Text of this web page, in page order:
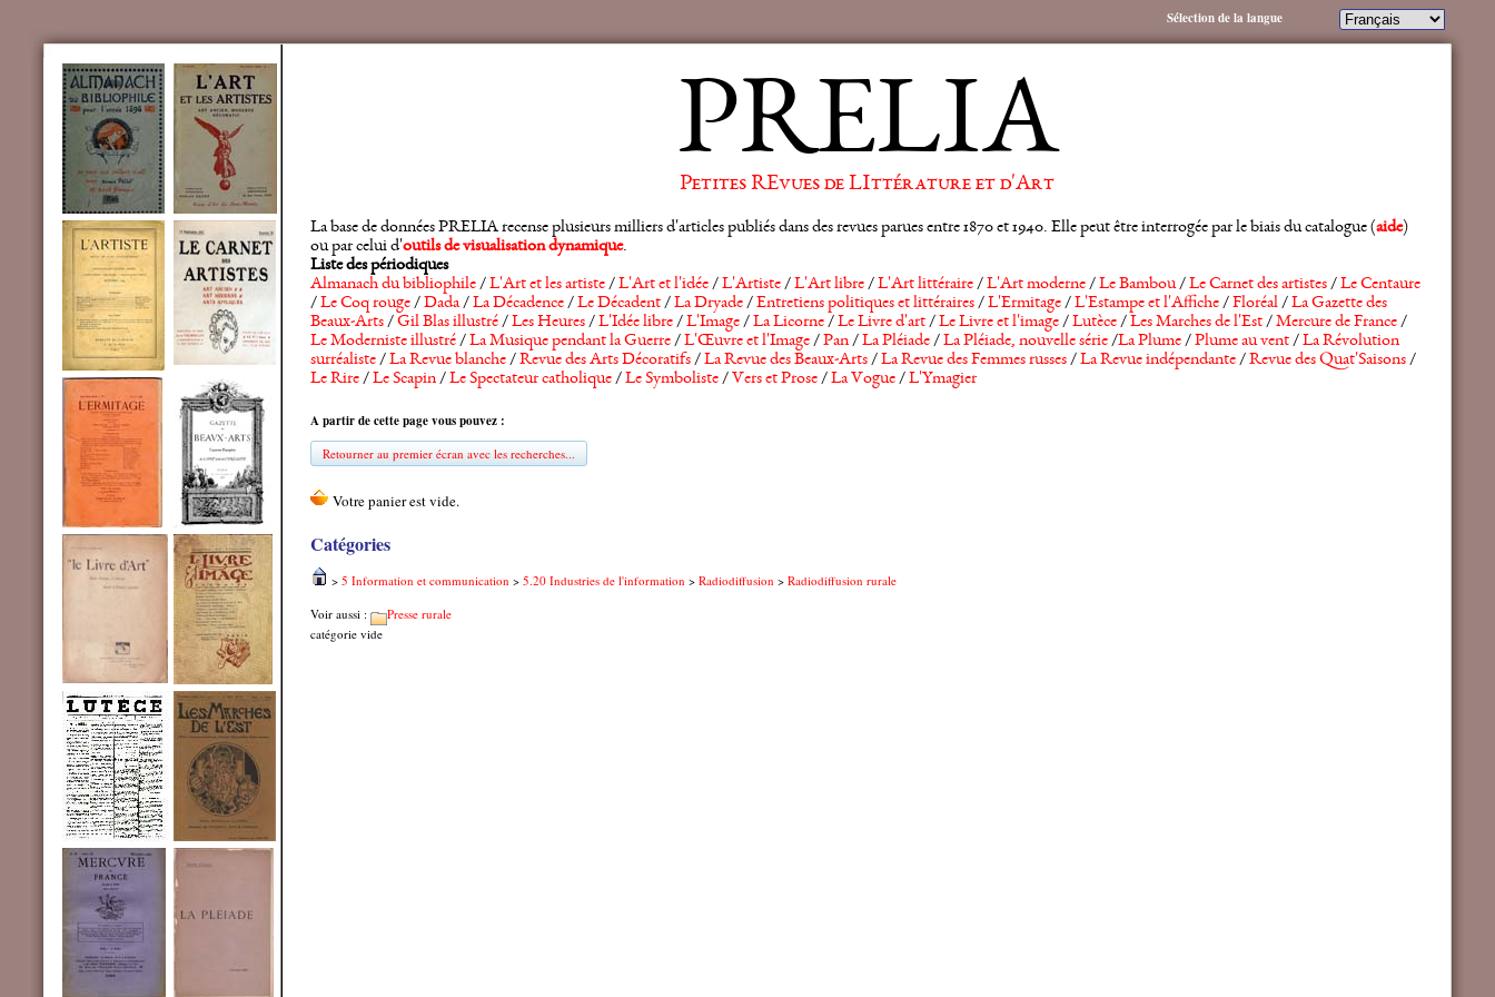
PRELIA
Petites REvues de LIttérature et d'Art
La base de données PRELIA recense plusieurs milliers d'articles publiés dans des revues parues entre 1870 et 1940. Elle peut être interrogée par le biais du catalogue (aide)
ou par celui d'outils de visualisation dynamique.
Liste des périodiques
Almanach du bibliophile/L'Art et les artiste/L'Art et l'idée/L'Artiste/L'Art libre/L'Art littéraire/L'Art moderne/Le Bambou/Le Carnet des artistes/Le Centaure
/Le Coq rouge/Dada/La Décadence/Le Décadent/La Dryade/Entretiens politiques et littéraires/L'Ermitage/L'Estampe et l'Affiche/Floréal/La Gazette des
Beaux-Arts/Gil Blas illustré/Les Heures/L'Idée libre/L'Image/La Licorne/Le Livre d'art/Le Livre et l'image/Lutèce/Les Marches de l'Est/Mercure de France/
Le Moderniste illustré/La Musique pendant la Guerre/L'Œuvre et l'Image/Pan/La Pléiade/La Pléiade, nouvelle série/La Plume/Plume au vent/La Révolution
surréaliste/La Revue blanche/Revue des Arts Décoratifs/La Revue des Beaux-Arts/La Revue des Femmes russes/La Revue indépendante/Revue des Quat'Saisons/
Le Rire/Le Scapin/Le Spectateur catholique/Le Symboliste/ Vers et Prose/La Vogue/L'Ymagier
A partir de cette page vous pouvez :
Retourner au premier écran avec les recherches...
Catégories
> 5 Information et communication > 5.20 Industries de l'information > Radiodiffusion > Radiodiffusion rurale
Voir aussi :
Presse rurale
catégorie vide
Sélection de la langue